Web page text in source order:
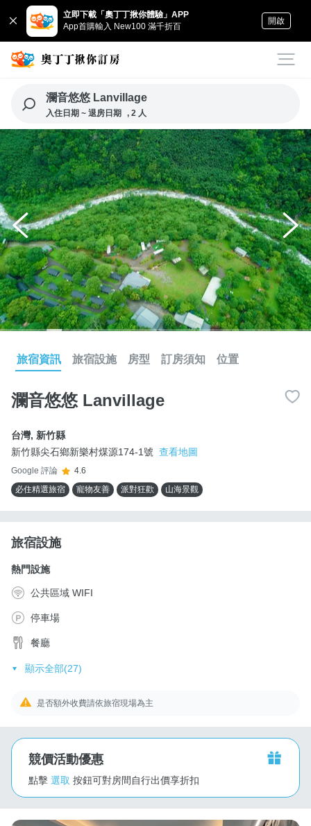
立即下載「奧丁丁揪你體驗」APP
App首購輸入 New100 滿千折百
開啟
瀾音悠悠 Lanvillage
入住日期 ~ 退房日期 , 2 人
旅宿資訊 旅宿設施 房型 訂房須知 位置
瀾音悠悠 Lanvillage
台灣, 新竹縣
新竹縣尖石鄉新樂村煤源174-1號 查看地圖
Google 評論
4.6
必住精選旅宿
寵物友善 派對狂歡 山海景觀
旅宿設施
熱門設施
公共區域 WIFI
停車場
餐廳
顯示全部(27)
是否額外收費請依旅宿現場為主
競價活動優惠
點擊 選取 按鈕可對房間自行出價享折扣